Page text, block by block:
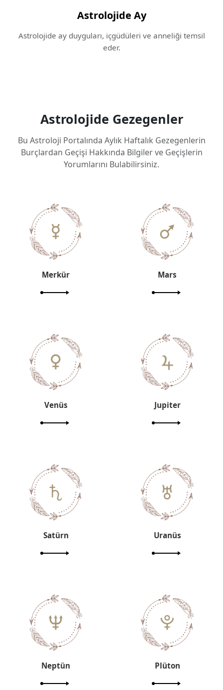
Astrolojide Ay
Astrolojide ay duyguları, içgüdüleri ve anneliği temsil
eder.
Astrolojide Gezegenler
Bu Astroloji Portalında Aylık Haftalık Gezegenlerin
Burçlardan Geçişi Hakkında Bilgiler ve Geçişlerin
Yorumlarını Bulabilirsiniz.
Merkür Mars
Venüs Jupiter
Satürn Uranüs
Neptün Plüton